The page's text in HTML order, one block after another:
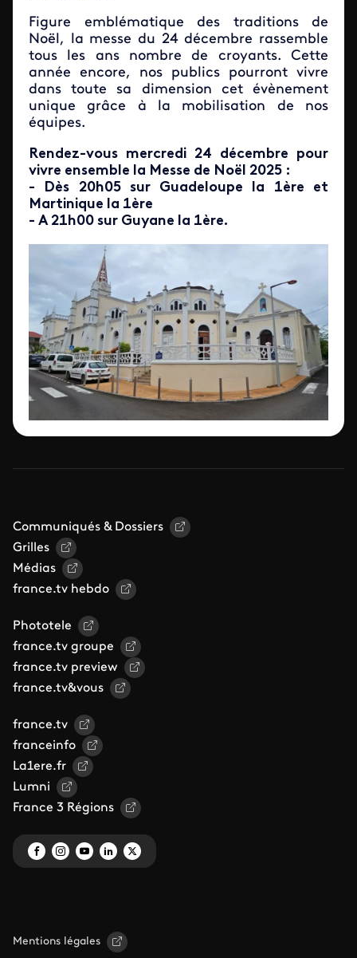
Figure emblématique des traditions de
Noël, la messe du 24 décembre rassemble
tous les ans nombre de croyants. Cette
année encore, nos publics pourront vivre
dans toute sa dimension cet évènement
unique grâce à la mobilisation de nos
équipes.
Rendez-vous mercredi 24 décembre pour
vivre ensemble la Messe de Noël 2025 :
- Dès 20h05 sur Guadeloupe la 1ère et
Martinique la 1ère
- A 21h00 sur Guyane la 1ère.
Communiqués & Dossiers
Grilles
Médias
france.tv hebdo
Phototele
france.tv groupe
france.tv preview
france.tv&vous
france.tv
franceinfo
La1ere.fr
Lumni
France 3 Régions
Mentions légales